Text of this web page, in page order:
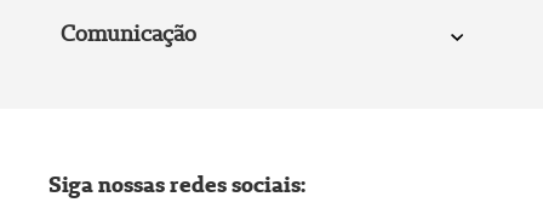
Comunicação
Siga nossas redes sociais: